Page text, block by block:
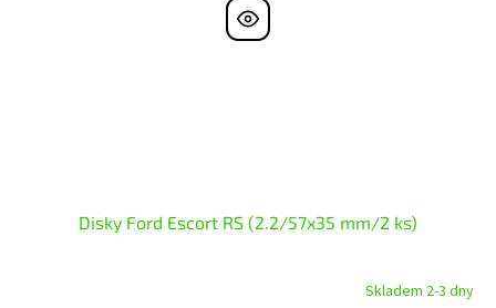
Disky Ford Escort RS (2.2/57x35 mm/2 ks)
Skladem 2-3 dny